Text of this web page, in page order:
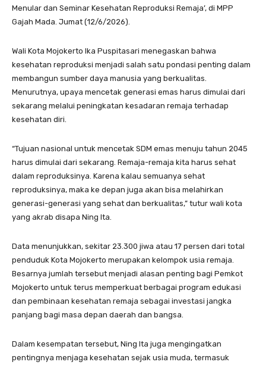
Menular dan Seminar Kesehatan Reproduksi Remaja’, di MPP
Gajah Mada. Jumat (12/6/2026).
Wali Kota Mojokerto Ika Puspitasari menegaskan bahwa
kesehatan reproduksi menjadi salah satu pondasi penting dalam
membangun sumber daya manusia yang berkualitas.
Menurutnya, upaya mencetak generasi emas harus dimulai dari
sekarang melalui peningkatan kesadaran remaja terhadap
kesehatan diri.
“Tujuan nasional untuk mencetak SDM emas menuju tahun 2045
harus dimulai dari sekarang. Remaja-remaja kita harus sehat
dalam reproduksinya. Karena kalau semuanya sehat
reproduksinya, maka ke depan juga akan bisa melahirkan
generasi-generasi yang sehat dan berkualitas,” tutur wali kota
yang akrab disapa Ning Ita.
Data menunjukkan, sekitar 23.300 jiwa atau 17 persen dari total
penduduk Kota Mojokerto merupakan kelompok usia remaja.
Besarnya jumlah tersebut menjadi alasan penting bagi Pemkot
Mojokerto untuk terus memperkuat berbagai program edukasi
dan pembinaan kesehatan remaja sebagai investasi jangka
panjang bagi masa depan daerah dan bangsa.
Dalam kesempatan tersebut, Ning Ita juga mengingatkan
pentingnya menjaga kesehatan sejak usia muda, termasuk